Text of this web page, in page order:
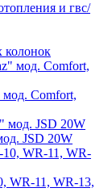
и гвс/
колонок
Comfort,
JSD 20W
WR-11, WR-13,